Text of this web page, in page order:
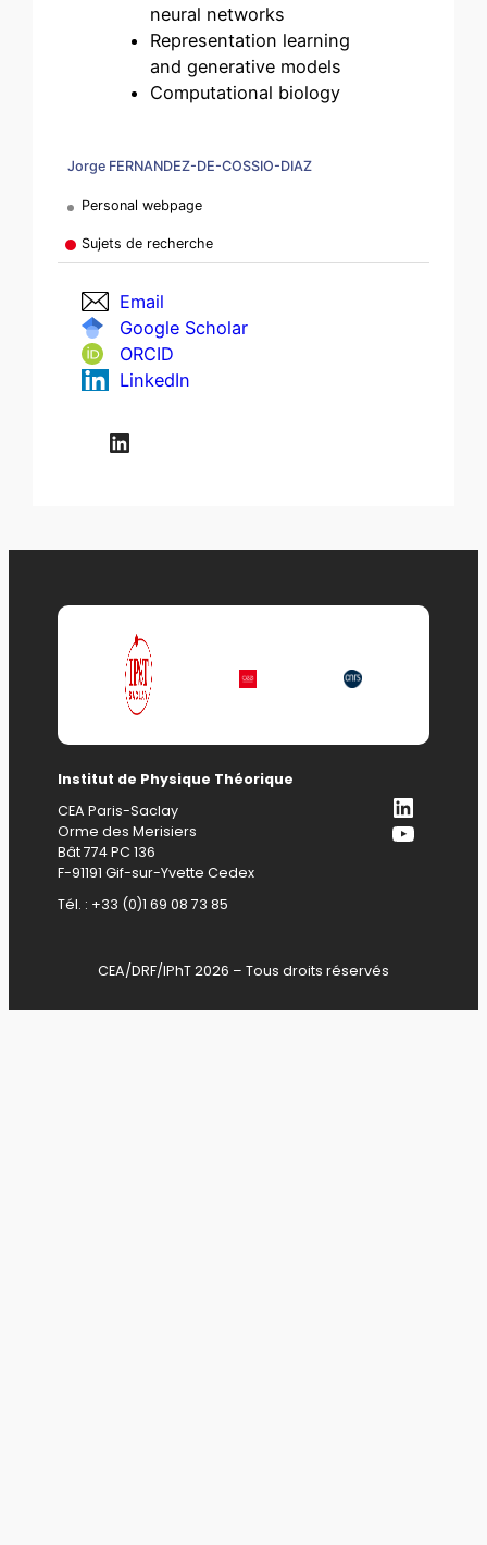
Jorge FERNANDEZ-DE-COSSIO-DIAZ
Personal webpage
Sujets de recherche
Email
Google Scholar
ORCID
LinkedIn
LinkedIn
neural networks
Representation learning
and generative models
Computational biology
Institut de Physique Théorique
CEA Paris-Saclay
Orme des Merisiers
Bât 774 PC 136
F-91191 Gif-sur-Yvette Cedex
Tél. : +33 (0)1 69 08 73 85
CEA/DRF/IPhT 2026 – Tous droits réservés